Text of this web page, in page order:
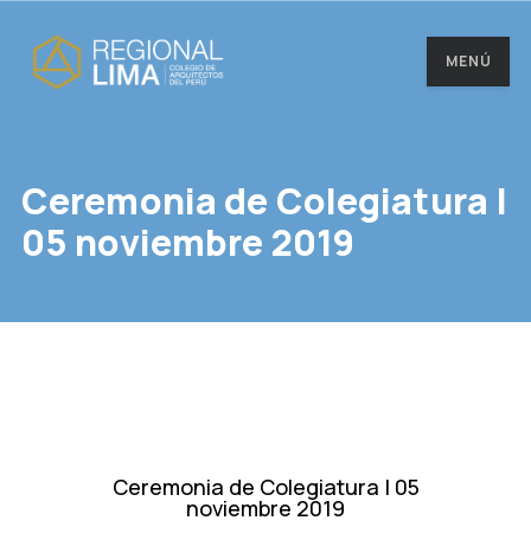
MENÚ
Ceremonia de Colegiatura |
05 noviembre 2019
Ceremonia de Colegiatura | 05
noviembre 2019